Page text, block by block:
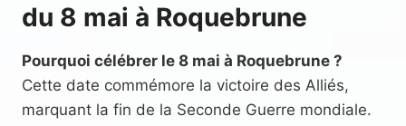
du 8 mai à Roquebrune
Pourquoi célébrer le 8 mai à Roquebrune ?
Cette date commémore la victoire des Alliés,
marquant la fin de la Seconde Guerre mondiale.